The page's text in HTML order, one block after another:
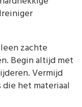
zachte
Begin altijd met
Vermijd
het materiaal